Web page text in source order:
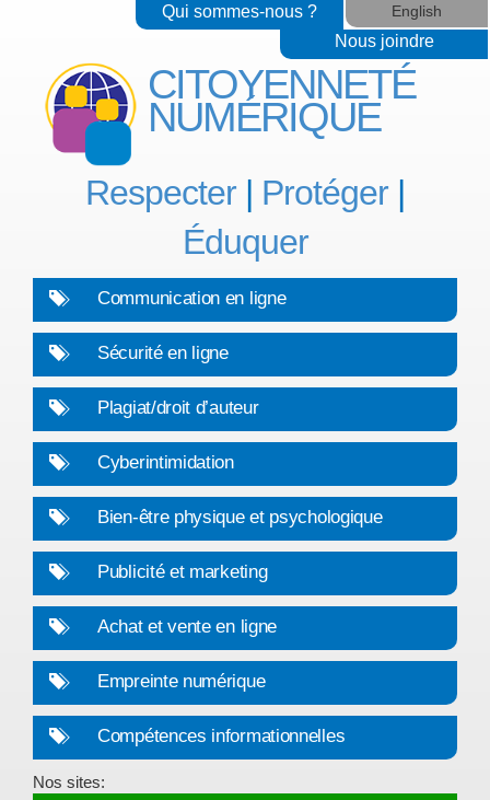
English
Qui sommes-nous ?
Nous joindre
CITOYENNETÉ
NUMÉRIQUE
Respecter| Protéger|
Éduquer
Communication en ligne
Sécurité en ligne
Plagiat/droit d’auteur
Cyberintimidation
Bien-être physique et psychologique
Publicité et marketing
Achat et vente en ligne
Empreinte numérique
Compétences informationnelles
Nos sites: